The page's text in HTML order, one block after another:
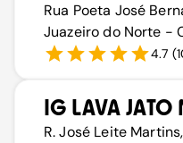
Rua Poeta José
Juazeiro do Norte -
4.7 (
IG LAVA JATO
R. José Leite